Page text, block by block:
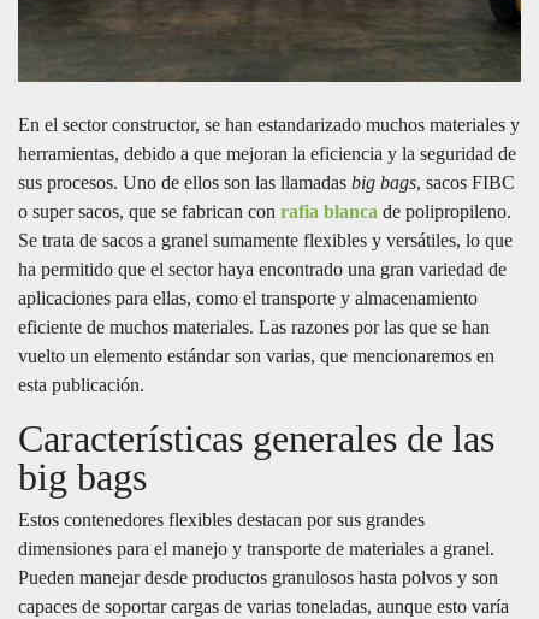
En el sector constructor, se han estandarizado muchos materiales y
herramientas, debido a que mejoran la eficiencia y la seguridad de
sus procesos. Uno de ellos son las llamadas big bags, sacos FIBC
o super sacos, que se fabrican con rafia blanca de polipropileno.
Se trata de sacos a granel sumamente flexibles y versátiles, lo que
ha permitido que el sector haya encontrado una gran variedad de
aplicaciones para ellas, como el transporte y almacenamiento
eficiente de muchos materiales. Las razones por las que se han
vuelto un elemento estándar son varias, que mencionaremos en
esta publicación.
Características generales de las
big bags
Estos contenedores flexibles destacan por sus grandes
dimensiones para el manejo y transporte de materiales a granel.
Pueden manejar desde productos granulosos hasta polvos y son
capaces de soportar cargas de varias toneladas, aunque esto varía